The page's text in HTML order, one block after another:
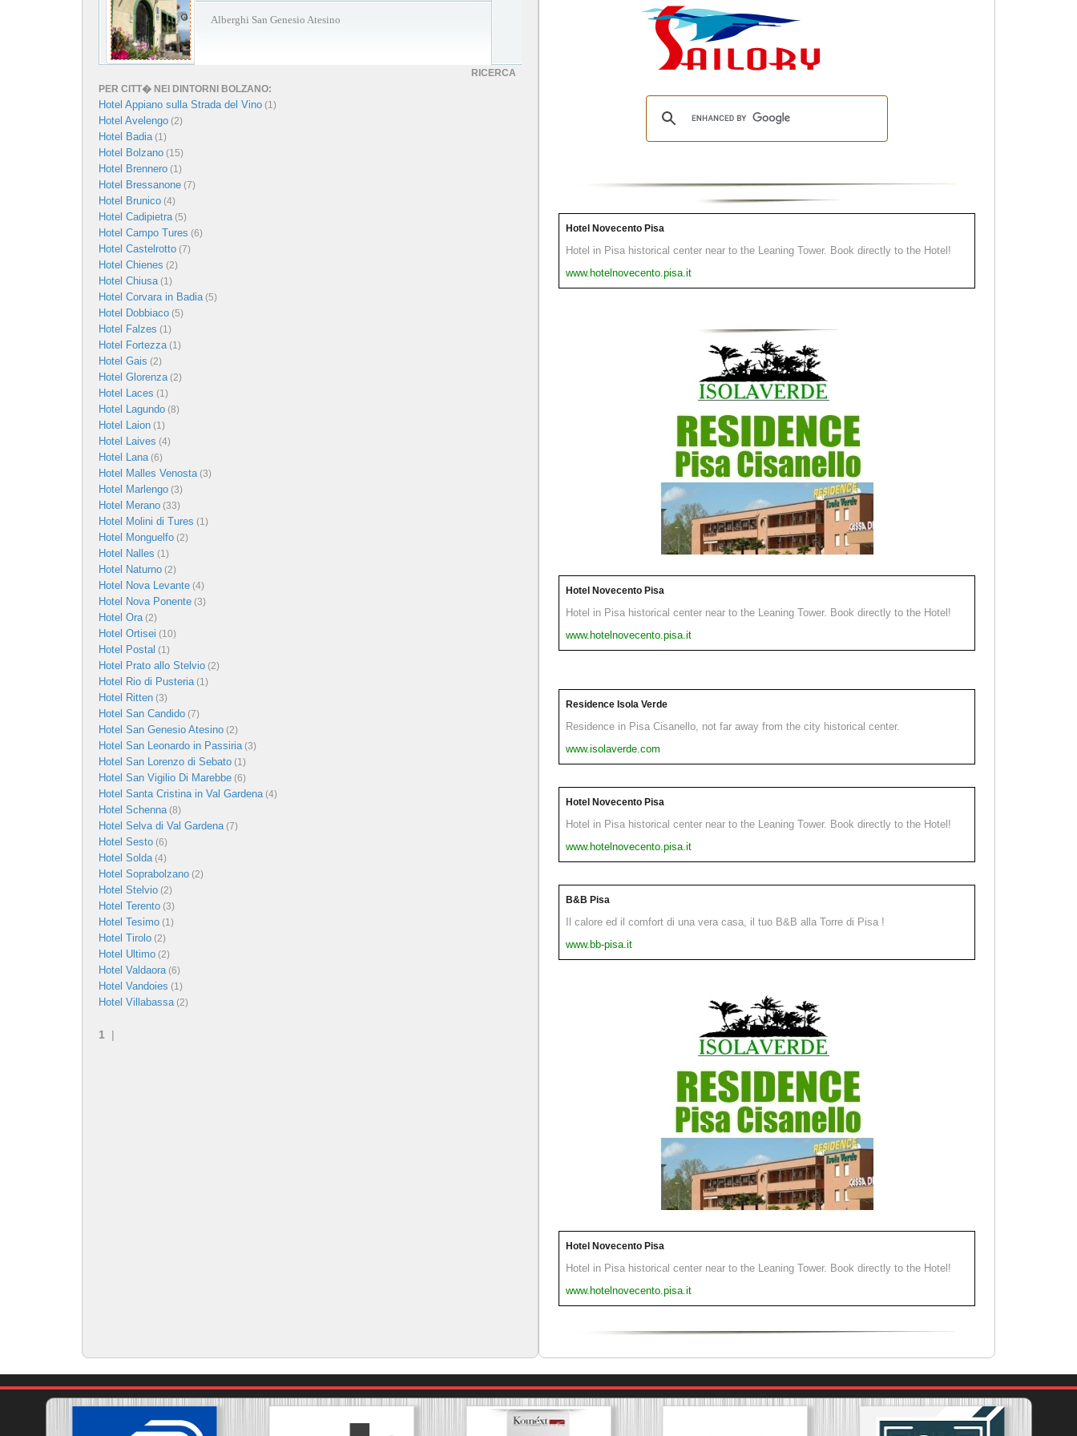
Alberghi San Genesio Atesino
RICERCA
PER CITT� NEI DINTORNI BOLZANO:
Hotel Appiano sulla Strada del Vino (1)
Hotel Avelengo (2)
Hotel Badia(1)
Hotel Bolzano (15)
Hotel Brennero (1)
Hotel Bressanone (7)
Hotel Brunico (4)
Hotel Cadipietra(5)
Hotel Campo Tures (6)
Hotel Castelrotto (7)
Hotel Chienes (2)
Hotel Chiusa(1)
Hotel Corvara in Badia(5)
Hotel Dobbiaco (5)
Hotel Falzes (1)
Hotel Fortezza(1)
Hotel Gais (2)
Hotel Glorenza(2)
Hotel Laces (1)
Hotel Lagundo (8)
Hotel Laion (1)
Hotel Laives (4)
Hotel Lana(6)
Hotel Malles Venosta(3)
Hotel Marlengo (3)
Hotel Merano (33)
Hotel Molini di Tures (1)
Hotel Monguelfo (2)
Hotel Nalles (1)
Hotel Naturno (2)
Hotel Nova Levante (4)
Hotel Nova Ponente (3)
Hotel Ora(2)
Hotel Ortisei (10)
Hotel Postal (1)
Hotel Prato allo Stelvio (2)
Hotel Rio di Pusteria(1)
Hotel Ritten (3)
Hotel San Candido (7)
Hotel San Genesio Atesino (2)
Hotel San Leonardo in Passiria(3)
Hotel San Lorenzo di Sebato (1)
Hotel San Vigilio Di Marebbe (6)
Hotel Santa Cristina in Val Gardena(4)
Hotel Schenna(8)
Hotel Selva di Val Gardena(7)
Hotel Sesto (6)
Hotel Solda(4)
Hotel Soprabolzano (2)
Hotel Stelvio (2)
Hotel Terento (3)
Hotel Tesimo (1)
Hotel Tirolo (2)
Hotel Ultimo (2)
Hotel Valdaora(6)
Hotel Vandoies (1)
Hotel Villabassa(2)
1 |
Hotel Novecento Pisa
Hotel in Pisa historical center near to the Leaning Tower. Book directly to the Hotel!
www.hotelnovecento.pisa.it
Hotel Novecento Pisa
Hotel in Pisa historical center near to the Leaning Tower. Book directly to the Hotel!
www.hotelnovecento.pisa.it
Residence Isola Verde
Residence in Pisa Cisanello, not far away from the city historical center.
www.isolaverde.com
Hotel Novecento Pisa
Hotel in Pisa historical center near to the Leaning Tower. Book directly to the Hotel!
www.hotelnovecento.pisa.it
B&B Pisa
Il calore ed il comfort di una vera casa, il tuo B&B alla Torre di Pisa !
www.bb-pisa.it
Hotel Novecento Pisa
Hotel in Pisa historical center near to the Leaning Tower. Book directly to the Hotel!
www.hotelnovecento.pisa.it